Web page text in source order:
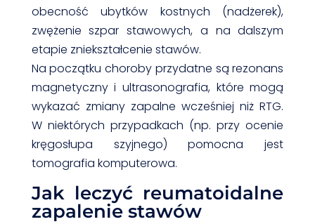
obecność ubytków kostnych (nadżerek),
zwężenie szpar stawowych, a na dalszym
etapie zniekształcenie stawów.
Na początku choroby przydatne są rezonans
magnetyczny i ultrasonografia, które mogą
wykazać zmiany zapalne wcześniej niż RTG.
W niektórych przypadkach (np. przy ocenie
kręgosłupa szyjnego) pomocna jest
tomografia komputerowa.
Jak leczyć reumatoidalne
zapalenie stawów